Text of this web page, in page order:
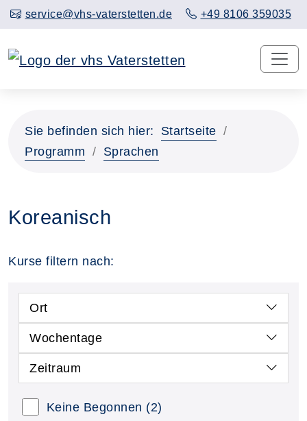
service@vhs-vaterstetten.de +49 8106 359035
Sie befinden sich hier:
Startseite
Programm
Sprachen
Koreanisch
Kurse filtern nach:
Ort
Wochentage
Zeitraum
Keine Begonnen (2)